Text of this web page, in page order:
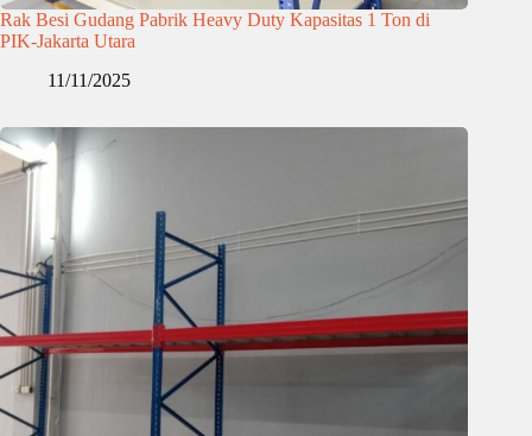
Rak Besi Gudang Pabrik Heavy Duty Kapasitas 1 Ton di
PIK-Jakarta Utara
11/11/2025